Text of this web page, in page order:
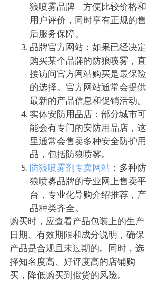
狼喷雾品牌，方便比较价格和
用户评价，同时享有正规的售
后服务保障。
品牌官方网站：如果已经决定
购买某个品牌的防狼喷雾，直
接访问官方网站购买是最保险
的选择。官方网站通常会提供
最新的产品信息和促销活动。
实体安防用品店：部分城市可
能会有专门的安防用品店，这
里通常会售卖多种安全防护用
品，包括防狼喷雾。
防狼喷雾剂专卖网站 ：多种防
狼喷雾品牌的专业网上售卖平
台，专业化导购介绍推荐，产
品种类齐全。
购买时，应查看产品包装上的生产
日期、有效期限和成分说明，确保
产品是合规且未过期的。同时，选
择知名度高、好评度高的店铺购
买，降低购买到假货的风险。